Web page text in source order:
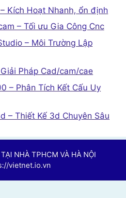
Kích Hoạt Nhanh, ổn định
– Tối ưu Gia Công Cnc
– Môi Trường Lập
Pháp Cad/cam/cae
– Phân Tích Kết Cấu Uy
– Thiết Kế 3d Chuyên Sâu
NHÀ TPHCM VÀ HÀ NỘI
vietnet.io.vn